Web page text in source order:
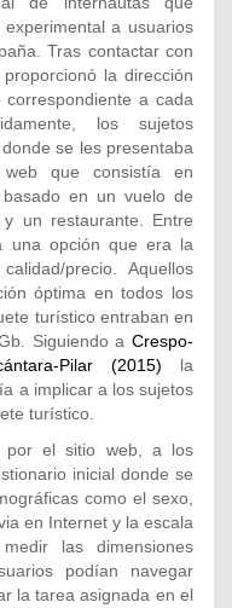
a usuarios
Tras contactar con
la dirección
a cada
los sujetos
se les presentaba
que consistía en
en un vuelo de
un restaurante. Entre
una opción que era la
precio. Aquellos
óptima en todos los
turístico entraban en
Siguiendo a Crespo-
Pilar (2015) la
a implicar a los sujetos
turístico.
por el sitio web, a los
inicial donde se
como el sexo,
en Internet y la escala
las dimensiones
podían navegar
la tarea asignada en el